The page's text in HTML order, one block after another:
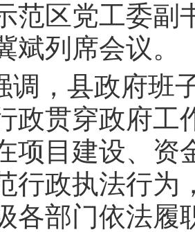
范区党工委副
斌列席会议。
调，县政府班
政贯穿政府工
项目建设、资
行政执法行为
各部门依法履